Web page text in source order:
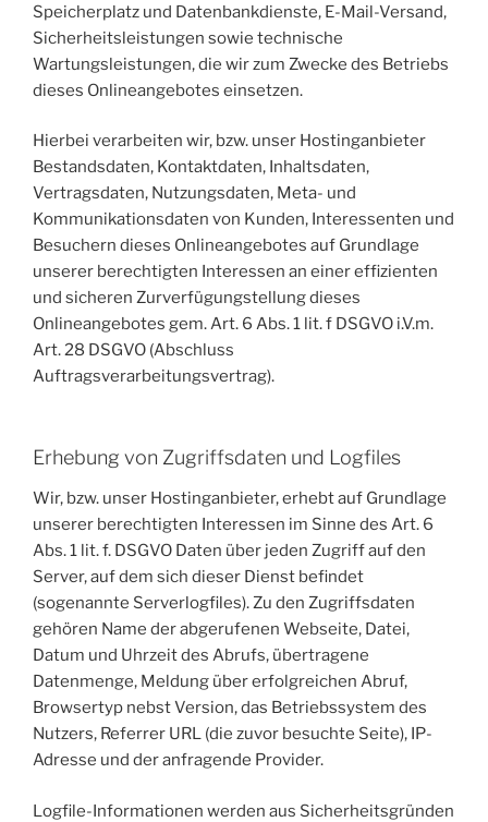
Speicherplatz und Datenbankdienste, E-Mail-Versand,
Sicherheitsleistungen sowie technische
Wartungsleistungen, die wir zum Zwecke des Betriebs
dieses Onlineangebotes einsetzen.
Hierbei verarbeiten wir, bzw. unser Hostinganbieter
Bestandsdaten, Kontaktdaten, Inhaltsdaten,
Vertragsdaten, Nutzungsdaten, Meta- und
Kommunikationsdaten von Kunden, Interessenten und
Besuchern dieses Onlineangebotes auf Grundlage
unserer berechtigten Interessen an einer effizienten
und sicheren Zurverfügungstellung dieses
Onlineangebotes gem. Art. 6 Abs. 1 lit. f DSGVO i.V.m.
Art. 28 DSGVO (Abschluss
Auftragsverarbeitungsvertrag).
Erhebung von Zugriffsdaten und Logfiles
Wir, bzw. unser Hostinganbieter, erhebt auf Grundlage
unserer berechtigten Interessen im Sinne des Art. 6
Abs. 1 lit. f. DSGVO Daten über jeden Zugriff auf den
Server, auf dem sich dieser Dienst befindet
(sogenannte Serverlogfiles). Zu den Zugriffsdaten
gehören Name der abgerufenen Webseite, Datei,
Datum und Uhrzeit des Abrufs, übertragene
Datenmenge, Meldung über erfolgreichen Abruf,
Browsertyp nebst Version, das Betriebssystem des
Nutzers, Referrer URL (die zuvor besuchte Seite), IP-
Adresse und der anfragende Provider.
Logfile-Informationen werden aus Sicherheitsgründen